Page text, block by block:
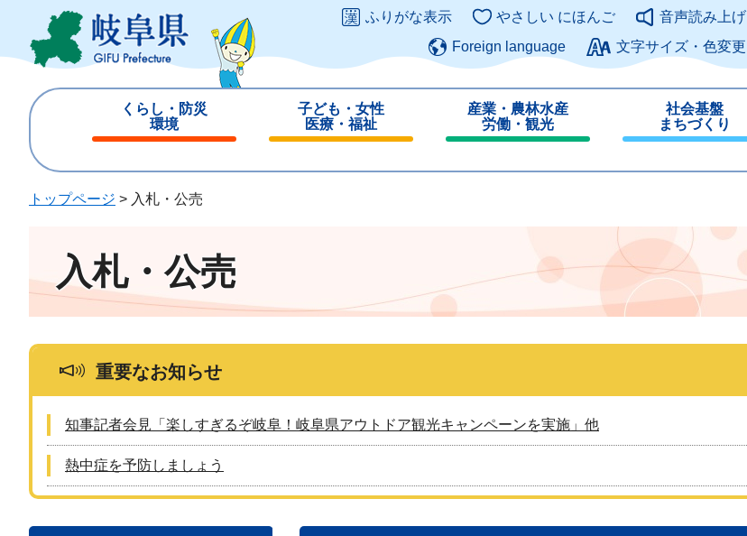
ジ
ュ
このページの本文へ
ふりがな表示 やさしい にほんご
音声読み上げ
Foreign language
文字サイズ・色変更
くらし・防災
環境
じ
子ども・女性
医療・福祉
じ
産業・農林水産
労働・観光
じ
社会基盤
まちづくり
じ
トップページ > 入札・公売
入札・公売
重要なお知らせ
知事記者会見「楽しすぎるぞ岐阜！岐阜県アウトドア観光キャンペーンを実施」他
熱中症を予防しましょう